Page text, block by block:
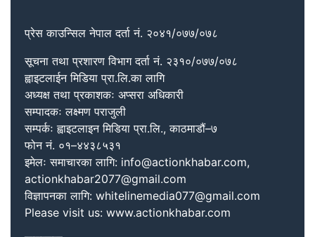
प्रेस काउन्सिल नेपाल दर्ता नं. २०४१/०७७/०७८
सूचना तथा प्रशारण विभाग दर्ता नं. २३१०/०७७/०७८
ह्वाइटलाईन मिडिया प्रा.लि.का लागि
अध्यक्ष तथा प्रकाशकः अप्सरा अधिकारी
सम्पादकः लक्ष्मण पराजुली
सम्पर्कः ह्वाइटलाइन मिडिया प्रा.लि., काठमाडौं–७
फोन नं. ०१–४४३८५३१
इमेलः समाचारका लागि: info@actionkhabar.com,
actionkhabar2077@gmail.com
विज्ञापनका लागि: whitelinemedia077@gmail.com
Please visit us: www.actionkhabar.com